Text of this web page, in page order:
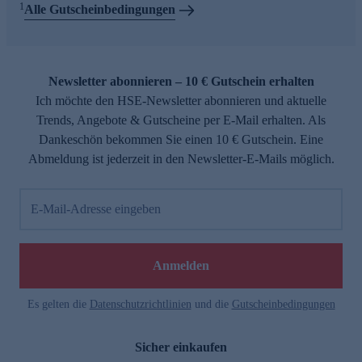
1Alle Gutscheinbedingungen
Newsletter abonnieren – 10 € Gutschein erhalten
Ich möchte den HSE-Newsletter abonnieren und aktuelle
Trends, Angebote & Gutscheine per E-Mail erhalten. Als
Dankeschön bekommen Sie einen 10 € Gutschein. Eine
Abmeldung ist jederzeit in den Newsletter-E-Mails möglich.
E-Mail-Adresse eingeben
Anmelden
Es gelten die Datenschutzrichtlinien und die Gutscheinbedingungen
Sicher einkaufen